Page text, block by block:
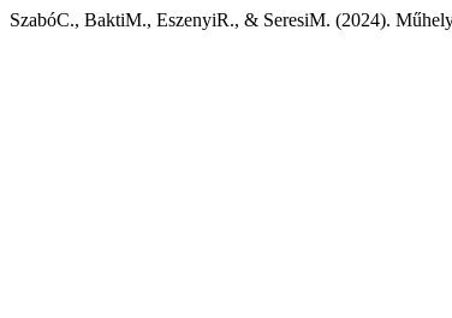
SzabóC., BaktiM., EszenyiR., & SeresiM. (2024).